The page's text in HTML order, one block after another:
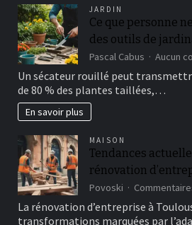
JARDIN
Ce que personne
des outils de
Pascal Cabus Aucun
Un sécateur rouillé peut
de 80 % des plantes taillées,…
En savoir plus
MAISON
Tendances
rénovation
Povoski
La rénovation d’entreprise à
transformations marquées par